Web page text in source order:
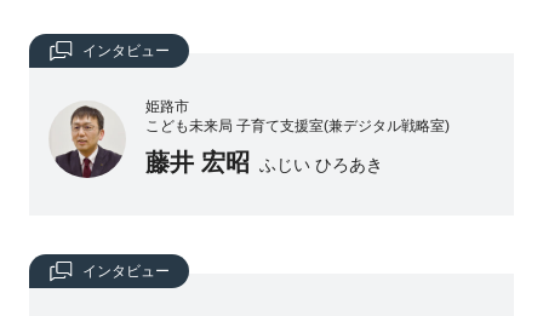
インタビュー
姫路市
こども未来局 子育て支援室(兼デジタル戦略室)
藤井 宏昭 ふじい ひろあき
インタビュー